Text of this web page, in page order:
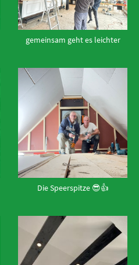
gemeinsam geht es leichter
Die Speerspitze 😎👍